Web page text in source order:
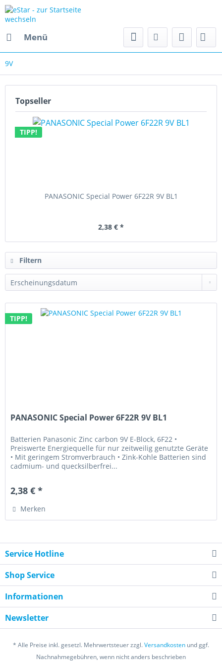
Menü
9V
Topseller
TIPP!
PANASONIC Special Power 6F22R 9V BL1
2,38 € *
Filtern
TIPP!
PANASONIC Special Power 6F22R 9V BL1
Batterien Panasonic Zinc carbon 9V E-Block, 6F22 •
Preiswerte Energiequelle für nur zeitweilig genutzte Geräte
• Mit geringem Stromverbrauch • Zink-Kohle Batterien sind
cadmium- und quecksilberfrei...
2,38 € *
Merken
Service Hotline
Shop Service
Informationen
Newsletter
* Alle Preise inkl. gesetzl. Mehrwertsteuer zzgl.Versandkosten und ggf.
Nachnahmegebühren, wenn nicht anders beschrieben